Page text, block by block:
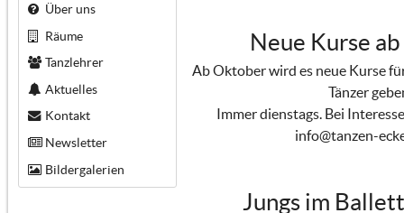
Über uns
Räume
Tanzlehrer
Aktuelles
Kontakt
Newsletter
Bildergalerien
Neue Kurse
Ab Oktober wird es neue Kurse
Tänzer
Immer dienstags. Bei
info@tanzen-
Jungs im